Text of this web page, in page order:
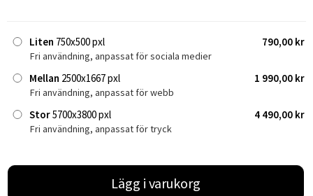
Liten 750x500 pxl 790,00 kr
Fri användning, anpassat för sociala medier
Mellan 2500x1667 pxl 1 990,00 kr
Fri användning, anpassat för webb
Stor5700x3800 pxl 4 490,00 kr
Fri användning, anpassat för tryck
Lägg i varukorg